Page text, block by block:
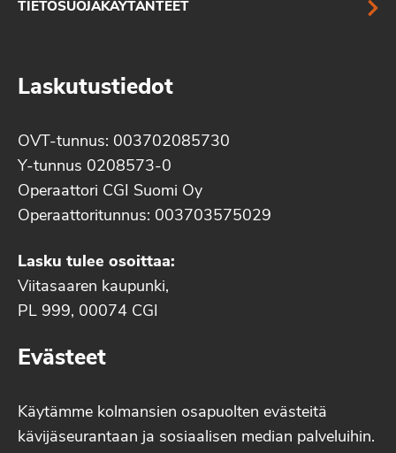
TIETOSUOJAKÄYTÄNTEET
Laskutustiedot
OVT-tunnus: 003702085730
Y-tunnus 0208573-0
Operaattori CGI Suomi Oy
Operaattoritunnus: 003703575029
Lasku tulee osoittaa:
Viitasaaren kaupunki,
PL 999, 00074 CGI
Evästeet
Käytämme kolmansien osapuolten evästeitä
kävijäseurantaan ja sosiaalisen median palveluihin.